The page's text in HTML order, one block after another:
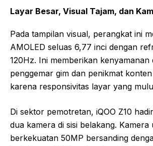
Layar Besar, Visual Tajam, dan
Pada tampilan visual, perangkat ini
AMOLED seluas 6,77 inci dengan
120Hz. Ini memberikan kenyamanan
penggemar gim dan penikmat
karena responsivitas layar yang
Di sektor pemotretan, iQOO Z10
dua kamera di sisi belakang. Kamera
berkekuatan 50MP bersanding